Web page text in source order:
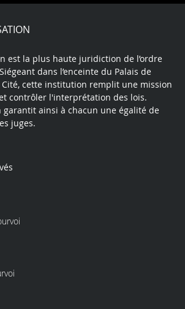
YoutubeLinkedInInstagram
est la plus haute juridiction de l’ordre
dans l’enceinte du Palais de
cette institution remplit une mission
contrôler l'interprétation des lois.
garantit ainsi à chacun une égalité de
juges.